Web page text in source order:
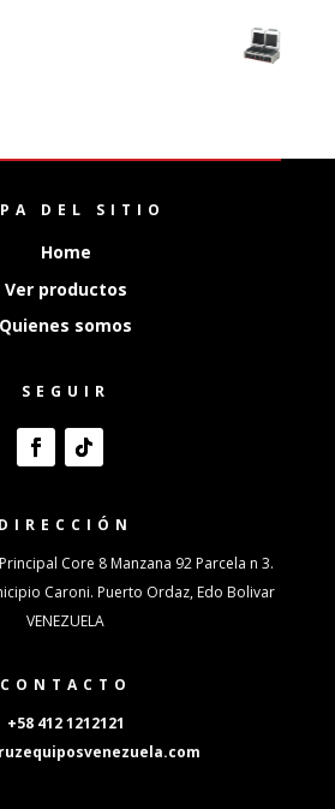
DEL SITIO
Home
Ver productos
Quienes somos
SEGUIR
DIRECCIÓN
Core 8 Manzana 92 Parcela n 3.
Caroni. Puerto Ordaz, Edo Bolivar
VENEZUELA
CONTACTO
+58 412 1212121